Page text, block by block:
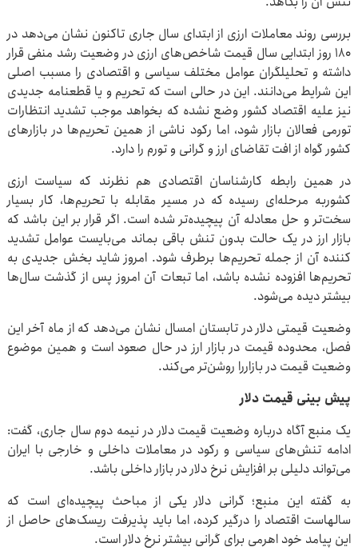
بررسی روند معاملات ارزی از ابتدای سال جاری تاکنون نشان می‌دهد در
۱۸۰ روز ابتدایی سال قیمت شاخص‌های ارزی در وضعیت رشد منفی قرار
داشته و تحلیلگران عوامل مختلف سیاسی و اقتصادی را مسبب اصلی
این شرایط می‌دانند. این در حالی است که تحریم و یا قطعنامه جدیدی
نیز علیه اقتصاد کشور وضع نشده که بخواهد موجب تشدید انتظارات
تورمی فعالان بازار شود، اما رکود ناشی از همین تحریم‌ها در بازارهای
کشور گواه از افت تقاضای ارز و گرانی و تورم را دارد.
در همین رابطه کارشناسان اقتصادی هم نظرند که سیاست ارزی
کشوربه مرحله‌ای رسیده که در مسیر مقابله با تحریم‌ها، کار بسیار
سخت‌تر و حل معادله آن پیچیده‌تر شده است. اگر قرار بر این باشد که
بازار ارز در یک حالت بدون تنش باقی بماند می‌بایست عوامل تشدید
کننده آن از جمله تحریم‌ها برطرف شود. امروز شاید بخش جدیدی به
تحریم‌ها افزوده نشده باشد، اما تبعات آن امروز پس از گذشت سال‌ها
بیشتر دیده می‌شود.
وضعیت قیمتی دلار در تابستان امسال نشان می‌دهد که از ماه آخر این
فصل، محدوده قیمت در بازار ارز در حال صعود است و همین موضوع
وضعیت قیمت در بازاررا روشن‌تر می‌کند.
پیش بینی قیمت دلار
یک منبع آگاه درباره وضعیت قیمت دلار در نیمه دوم سال جاری، گفت:
ادامه تنش‌های سیاسی و رکود در معاملات داخلی و خارجی با ایران
می‌تواند دلیلی بر افزایش نرخ دلار در بازار داخلی باشد.
به گفته این منبع؛ گرانی دلار یکی از مباحث پیچیده‌ای است که
سالهاست اقتصاد را درگیر کرده، اما باید پذیرفت ریسک‌های حاصل از
این پیامد خود اهرمی برای گرانی بیشتر نرخ دلار است.